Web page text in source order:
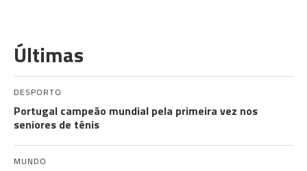
Últimas
DESPORTO
Portugal campeão mundial pela primeira vez nos
seniores de ténis
MUNDO